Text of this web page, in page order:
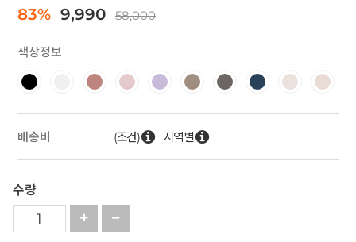
83% 9,990 58,000
색상정보
배송비 (조건) 지역별
수량